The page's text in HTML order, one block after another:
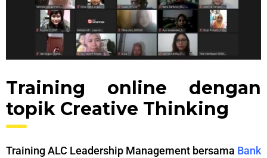
Training online dengan
topik Creative Thinking
Training ALC Leadership Management bersama Bank